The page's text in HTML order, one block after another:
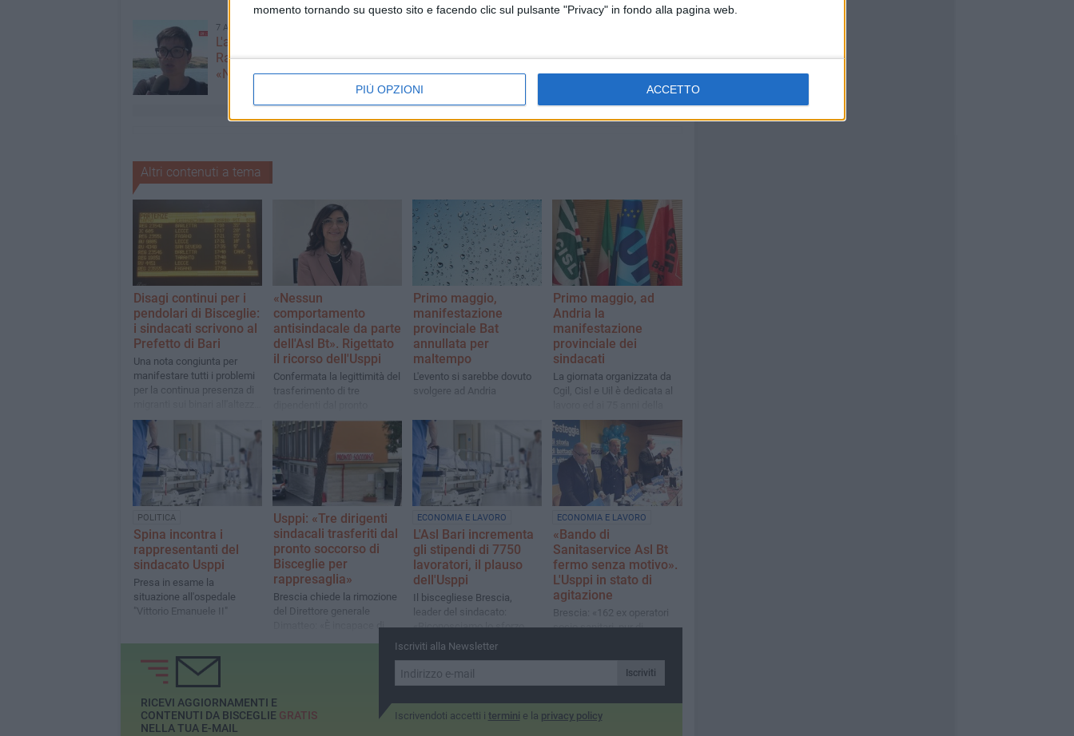
momento tornando su questo sito e facendo clic sul pulsante "Privacy" in fondo alla pagina web.
PIÙ OPZIONI ACCETTO
7 AGOSTO 2026
L'appello della moglie di Mino
Racanati alla ministra Roccella:
«Non dimenticatelo»
completo di venerdì 7 agosto
Altri contenuti a tema
Disagi continui per i
pendolari di Bisceglie:
i sindacati scrivono al
Prefetto di Bari
Una nota congiunta per
manifestare tutti i problemi
per la continua presenza di
di Palese
«Nessun
comportamento
antisindacale da parte
dell'Asl Bt». Rigettato
il ricorso dell'Usppi
Confermata la legittimità del
trasferimento di tre
soccorso dell'ospedale
"Vittorio Emanuele II" di
Primo maggio,
manifestazione
provinciale Bat
annullata per
maltempo
L'evento si sarebbe dovuto
svolgere ad Andria
Primo maggio, ad
Andria la
manifestazione
provinciale dei
sindacati
La giornata organizzata da
Cgil, Cisl e Uil è dedicata al
Costituzione
POLITICA
Spina incontra i
rappresentanti del
sindacato Usppi
Presa in esame la
situazione all'ospedale
"Vittorio Emanuele II"
Usppi: «Tre dirigenti
sindacali trasferiti dal
pronto soccorso di
Bisceglie per
rappresaglia»
Brescia chiede la rimozione
del Direttore generale
Dimatteo: «È incapace di
ECONOMIA E LAVORO
L'Asl Bari incrementa
gli stipendi di 7750
lavoratori, il plauso
dell'Usppi
Il biscegliese Brescia,
leader del sindacato:
«Riconosciamo lo sforzo
compiuto in favore del
ECONOMIA E LAVORO
«Bando di
Sanitaservice Asl Bt
fermo senza motivo».
L'Usppi in stato di
agitazione
Brescia: «162 ex operatori
socio sanitari, pur di
notizie della procedura»
Iscriviti alla Newsletter
Iscriviti
Iscrivendoti accetti i termini e la privacy policy
RICEVI AGGIORNAMENTI E
CONTENUTI DA BISCEGLIE GRATIS
NELLA TUA E-MAIL